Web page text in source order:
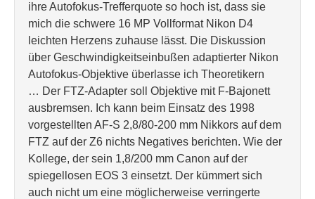
ihre Autofokus-Trefferquote so hoch ist, dass sie
mich die schwere 16 MP Vollformat Nikon D4
leichten Herzens zuhause lässt. Die Diskussion
über Geschwindigkeitseinbußen adaptierter Nikon
Autofokus-Objektive überlasse ich Theoretikern
… Der FTZ-Adapter soll Objektive mit F-Bajonett
ausbremsen. Ich kann beim Einsatz des 1998
vorgestellten AF-S 2,8/80-200 mm Nikkors auf dem
FTZ auf der Z6 nichts Negatives berichten. Wie der
Kollege, der sein 1,8/200 mm Canon auf der
spiegellosen EOS 3 einsetzt. Der kümmert sich
auch nicht um eine möglicherweise verringerte